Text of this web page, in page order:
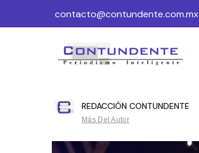
contacto@contundente.com.mx
REDACCIÓN CONTUNDENTE
Más Del Autor